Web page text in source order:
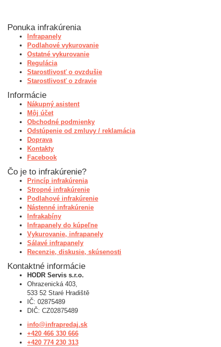
Ponuka infrakúrenia
Infrapanely
Podlahové vykurovanie
Ostatné vykurovanie
Regulácia
Starostlivosť o ovzdušie
Starostlivosť o zdravie
Informácie
Nákupný asistent
Môj účet
Obchodné podmienky
Odstúpenie od zmluvy / reklamácia
Doprava
Kontakty
Facebook
Čo je to infrakúrenie?
Princíp infrakúrenia
Stropné infrakúrenie
Podlahové infrakúrenie
Nástenné infrakúrenie
Infrakabíny
Infrapanely do kúpeľne
Vykurovanie, infrapanely
Sálavé infrapanely
Recenzie, diskusie, skúsenosti
Kontaktné informácie
HODR Servis s.r.o.
Ohrazenická 403,
533 52 Staré Hradiště
IČ: 02875489
DIČ: CZ02875489
info@infrapredaj.sk
+420 466 330 666
+420 774 230 313